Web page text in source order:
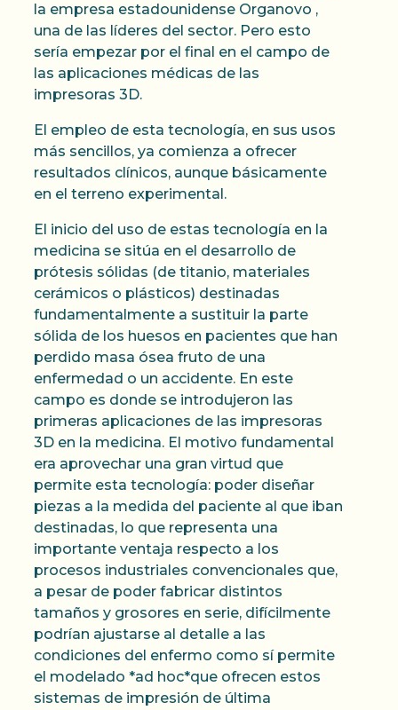
la empresa estadounidense Organovo ,
una de las líderes del sector. Pero esto
sería empezar por el final en el campo de
las aplicaciones médicas de las
impresoras 3D.
El empleo de esta tecnología, en sus usos
más sencillos, ya comienza a ofrecer
resultados clínicos, aunque básicamente
en el terreno experimental.
El inicio del uso de estas tecnología en la
medicina se sitúa en el desarrollo de
prótesis sólidas (de titanio, materiales
cerámicos o plásticos) destinadas
fundamentalmente a sustituir la parte
sólida de los huesos en pacientes que han
perdido masa ósea fruto de una
enfermedad o un accidente. En este
campo es donde se introdujeron las
primeras aplicaciones de las impresoras
3D en la medicina. El motivo fundamental
era aprovechar una gran virtud que
permite esta tecnología: poder diseñar
piezas a la medida del paciente al que iban
destinadas, lo que representa una
importante ventaja respecto a los
procesos industriales convencionales que,
a pesar de poder fabricar distintos
tamaños y grosores en serie, difícilmente
podrían ajustarse al detalle a las
condiciones del enfermo como sí permite
el modelado *ad hoc*que ofrecen estos
sistemas de impresión de última